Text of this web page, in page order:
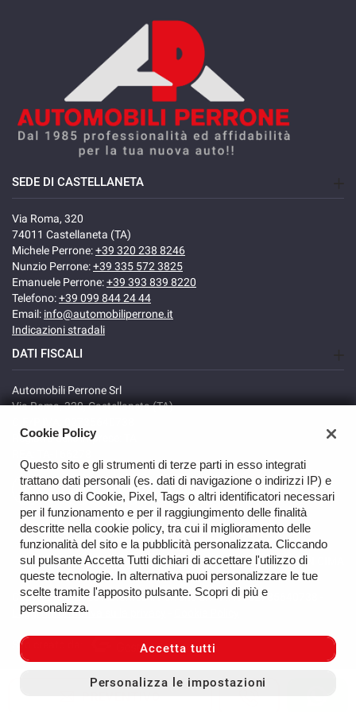
- We speak English
- Wir sprechen Deutsch
- Nous parlons français
- Hablamos español
SEDE DI CASTELLANETA
Via Roma, 320
74011 Castellaneta (TA)
Michele Perrone:+39 320 238 8246
Nunzio Perrone:+39 335 572 3825
Emanuele Perrone:+39 393 839 8220
Telefono:+39 099 844 24 44
Email: info@automobiliperrone.it
Indicazioni stradali
DATI FISCALI
Automobili Perrone Srl
Via Roma, 320, Castellaneta (TA)
Registro delle imprese: TA
TORNA IN CIMA
Copyright © 2026 Automobili Perrone Srl - P.IVA 02735640738 -
Leggi l'informativa sulla privacy
Sito creato da:
Cookie Policy
Questo sito e gli strumenti di terze parti in esso integrati
trattano dati personali (es. dati di navigazione o indirizzi IP) e
fanno uso di Cookie, Pixel, Tags o altri identificatori necessari
per il funzionamento e per il raggiungimento delle finalità
descritte nella cookie policy, tra cui il miglioramento delle
funzionalità del sito e la pubblicità personalizzata. Cliccando
sul pulsante Accetta Tutti dichiari di accettare l'utilizzo di
queste tecnologie. In alternativa puoi personalizzare le tue
scelte tramite l'apposito pulsante. Scopri di più e
personalizza.
Accetta tutti
Personalizza le impostazioni